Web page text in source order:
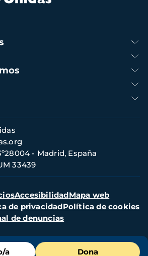
a Dona
- Madrid, España
33439
AccesibilidadMapa web
de privacidadPolítica de cookies
de denuncias